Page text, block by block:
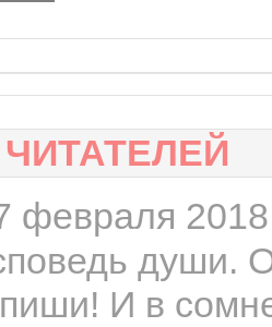
февраля
души.
И в